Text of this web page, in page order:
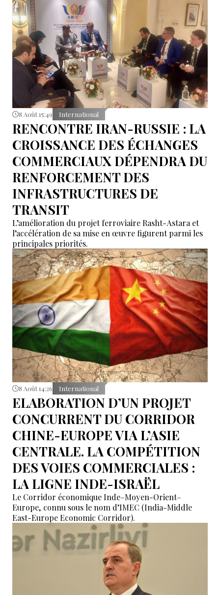
8 Août 15:49 International
RENCONTRE IRAN-RUSSIE : LA
CROISSANCE DES ÉCHANGES
COMMERCIAUX DÉPENDRA DU
RENFORCEMENT DES
INFRASTRUCTURES DE
TRANSIT
L’amélioration du projet ferroviaire Rasht-Astara et
l’accélération de sa mise en œuvre figurent parmi les
principales priorités.
8 Août 14:26 International
ELABORATION D’UN PROJET
CONCURRENT DU CORRIDOR
CHINE-EUROPE VIA L’ASIE
CENTRALE. LA COMPÉTITION
DES VOIES COMMERCIALES :
LA LIGNE INDE-ISRAËL
Le Corridor économique Inde–Moyen-Orient–
Europe, connu sous le nom d’IMEC (India-Middle
East-Europe Economic Corridor).